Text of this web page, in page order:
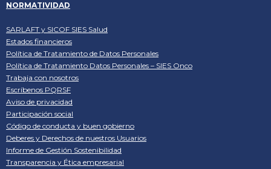
NORMATIVIDAD
SARLAFT y SICOF SIES Salud
Estados financieros
Política de Tratamiento de Datos Personales
Política de Tratamiento Datos Personales – SIES Onco
Trabaja con nosotros
Escríbenos PQRSF
Aviso de privacidad
Participación social
Código de conducta y buen gobierno
Deberes y Derechos de nuestros Usuarios
Informe de Gestión Sostenibilidad
Transparencia y Ética empresarial